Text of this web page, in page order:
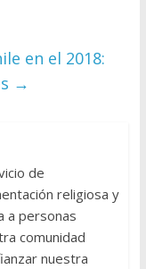
en el 2018:
→
de
religiosa y
a personas
comunidad
nuestra